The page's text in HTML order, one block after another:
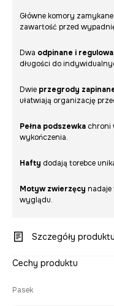
Główne komory
zawartość przed
Dwa odpinane i
długości do
Dwie przegrody
ułatwiają organizację
Pełna podszewka chroni
wykończenia.
Hafty dodają torebce
Motyw zwierzęcy
wyglądu.
Szczegóły produktu
Cechy produktu
Pasek